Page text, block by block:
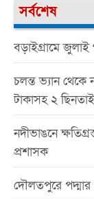
সর্বশেষ
বড়াইগ্রামে
চলন্ত ভ্যান থেকে
টাকাসহ ২
নদীভাঙনে
প্রশাসক
দৌলতপুরে